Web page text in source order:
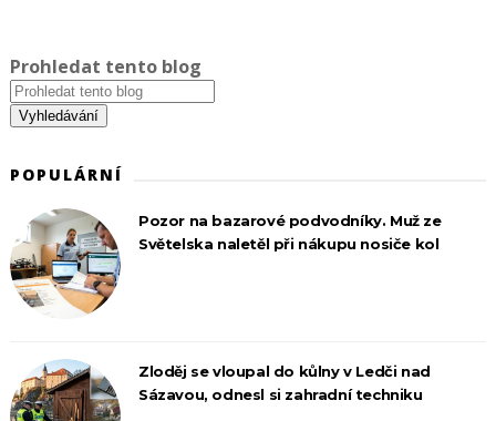
Prohledat tento blog
POPULÁRNÍ
Pozor na bazarové podvodníky. Muž ze
Světelska naletěl při nákupu nosiče kol
Zloděj se vloupal do kůlny v Ledči nad
Sázavou, odnesl si zahradní techniku